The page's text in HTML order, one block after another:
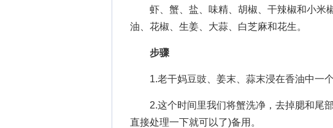
虾、蟹、盐、味精、胡椒、干辣椒和小米椒
油、花椒、生姜、大蒜、白芝麻和花生。
步骤
1.老干妈豆豉、姜末、蒜末浸在香油中一个
2.这个时间里我们将蟹洗净，去掉腮和尾
直接处理一下就可以了)备用。